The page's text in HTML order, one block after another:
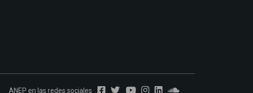
ANEP en las redes sociales